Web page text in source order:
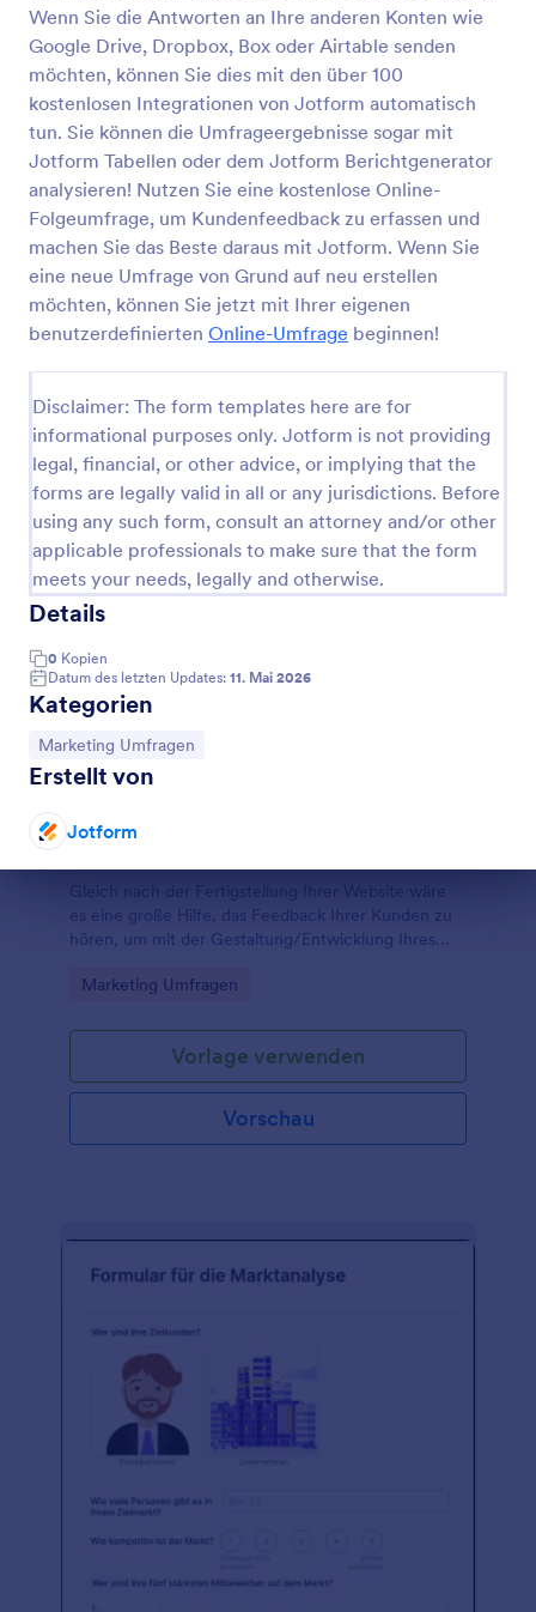
Wenn Sie die Antworten an Ihre anderen Konten wie
Google Drive, Dropbox, Box oder Airtable senden
möchten, können Sie dies mit den über 100
kostenlosen Integrationen von Jotform automatisch
tun. Sie können die Umfrageergebnisse sogar mit
Jotform Tabellen oder dem Jotform Berichtgenerator
analysieren! Nutzen Sie eine kostenlose Online-
Folgeumfrage, um Kundenfeedback zu erfassen und
machen Sie das Beste daraus mit Jotform. Wenn Sie
eine neue Umfrage von Grund auf neu erstellen
möchten, können Sie jetzt mit Ihrer eigenen
benutzerdefinierten Online-Umfrage beginnen!
Disclaimer: The form templates here are for
informational purposes only. Jotform is not providing
legal, financial, or other advice, or implying that the
forms are legally valid in all or any jurisdictions. Before
using any such form, consult an attorney and/or other
applicable professionals to make sure that the form
meets your needs, legally and otherwise.
Details
0 Kopien
Datum des letzten Updates: 11. Mai 2026
Kategorien
Zur Kategorie:
Marketing Umfragen
Erstellt von
Jotform
Fragebogen Einkaufsverhalten
Fragebogen Einkaufsverhalten hilft Ihnen, das
Kaufverhalten Ihrer Nutzer besser zu verstehen.
Go to Category:
Marketing Umfragen
Vorlage verwenden
Vorschau
Gleich nach der Fertigstellung Ihrer Website wäre
es eine große Hilfe, das Feedback Ihrer Kunden zu
hören, um mit der Gestaltung/Entwicklung Ihres
Go to Category:
Marketing Umfragen
Vorlage verwenden
Vorschau